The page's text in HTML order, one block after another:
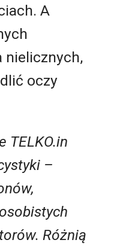
A
nielicznych,
oczy
TELKO.in
–
Różnią